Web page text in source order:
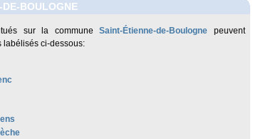
DE-BOULOGNE
sur la communeSaint-Étienne-de-Boulogne peuvent
labélisés ci-dessous: